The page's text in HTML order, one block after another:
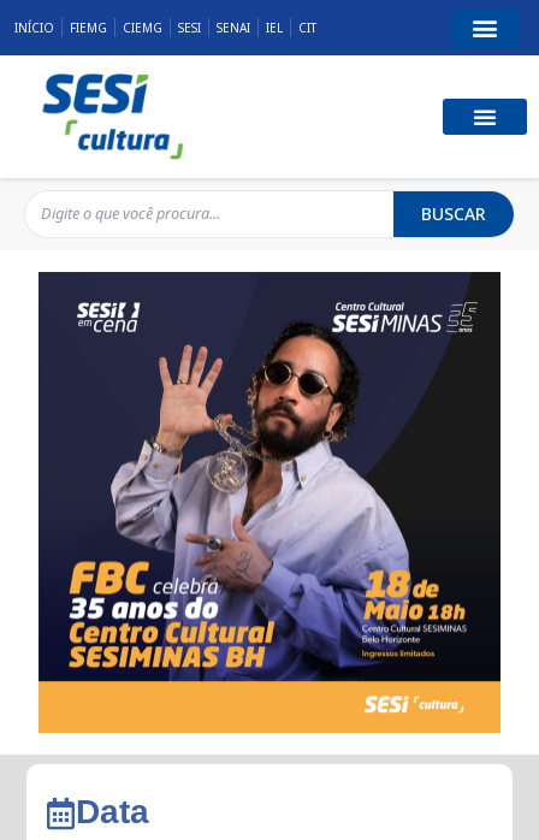
INÍCIO FIEMG CIEMG SESI SENAI IEL CIT
BUSCAR
Data